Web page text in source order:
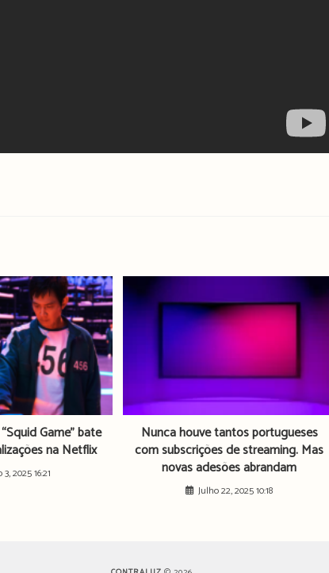
Game” bate
na Netflix
2025 16:21
Nunca houve tantos portugueses
com subscrições de streaming. Mas
novas adesões abrandam
Julho 22, 2025 10:18